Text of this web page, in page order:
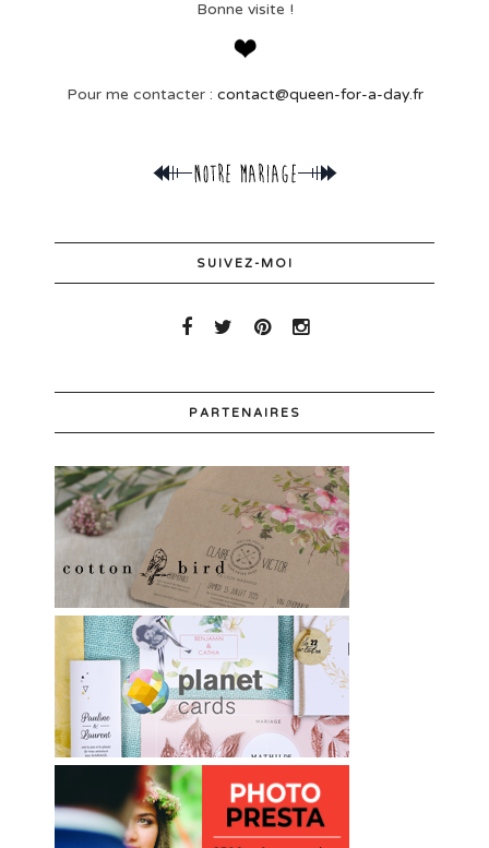
Bonne visite !
Pour me contacter : contact@queen-for-a-day.fr
SUIVEZ-MOI
PARTENAIRES